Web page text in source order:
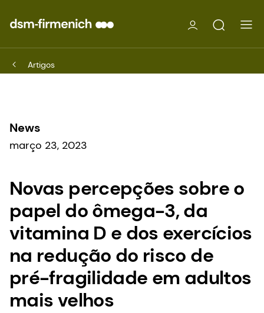
Artigos
News
março 23, 2023
Novas percepções sobre o
papel do ômega-3, da
vitamina D e dos exercícios
na redução do risco de
pré-fragilidade em adultos
mais velhos